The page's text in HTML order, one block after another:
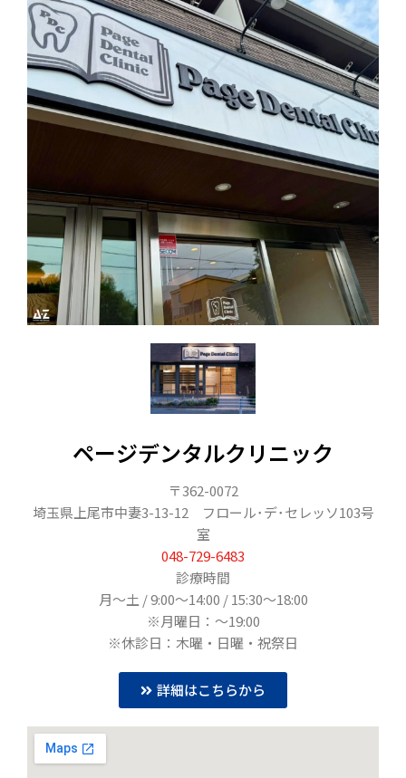
ページデンタルクリニック
〒362-0072
埼玉県上尾市中妻3-13-12 フロール･デ･セレッソ103号
室
048-729-6483
診療時間
月〜土 / 9:00～14:00 / 15:30～18:00
※月曜日：〜19:00
※休診日：木曜・日曜・祝祭日
詳細はこちらから